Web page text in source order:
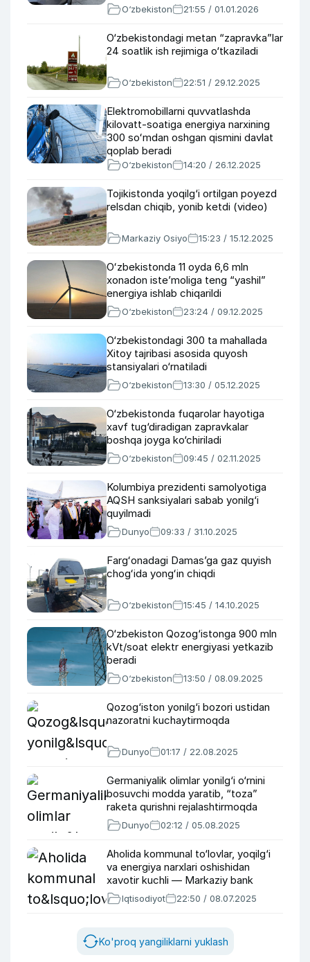
ozod qilinadi
O‘zbekiston 21:55 / 01.01.2026
O‘zbekistondagi metan “zapravka”lar
24 soatlik ish rejimiga o‘tkaziladi
O‘zbekiston 22:51 / 29.12.2025
Elektromobillarni quvvatlashda
kilovatt-soatiga energiya narxining
300 soʻmdan oshgan qismini davlat
qoplab beradi
O‘zbekiston 14:20 / 26.12.2025
Tojikistonda yoqilg‘i ortilgan poyezd
relsdan chiqib, yonib ketdi (video)
Markaziy Osiyo 15:23 / 15.12.2025
Oʻzbekistonda 11 oyda 6,6 mln
xonadon isteʼmoliga teng “yashil”
energiya ishlab chiqarildi
O‘zbekiston 23:24 / 09.12.2025
O‘zbekistondagi 300 ta mahallada
Xitoy tajribasi asosida quyosh
stansiyalari o‘rnatiladi
O‘zbekiston 13:30 / 05.12.2025
O‘zbekistonda fuqarolar hayotiga
xavf tug‘diradigan zapravkalar
boshqa joyga ko‘chiriladi
O‘zbekiston 09:45 / 02.11.2025
Kolumbiya prezidenti samolyotiga
AQSH sanksiyalari sabab yonilg‘i
quyilmadi
Dunyo 09:33 / 31.10.2025
Fargʻonadagi Damas’ga gaz quyish
chogʻida yongʻin chiqdi
O‘zbekiston 15:45 / 14.10.2025
O‘zbekiston Qozog‘istonga 900 mln
kVt/soat elektr energiyasi yetkazib
beradi
O‘zbekiston 13:50 / 08.09.2025
Qozog‘iston yonilg‘i bozori ustidan
nazoratni kuchaytirmoqda
Dunyo 01:17 / 22.08.2025
Germaniyalik olimlar yonilg‘i o‘rnini
bosuvchi modda yaratib, “toza”
raketa qurishni rejalashtirmoqda
Dunyo 02:12 / 05.08.2025
Aholida kommunal to‘lovlar, yoqilg‘i
va energiya narxlari oshishidan
xavotir kuchli — Markaziy bank
Iqtisodiyot 22:50 / 08.07.2025
Ko'proq yangiliklarni yuklash